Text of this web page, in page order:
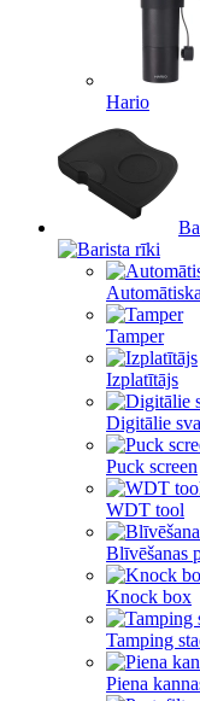
Hario
Tamper
Izplatītājs
Digitālie
Puck screen
WDT tool
Blīvēšanas
Knock box
Tamping
Piena